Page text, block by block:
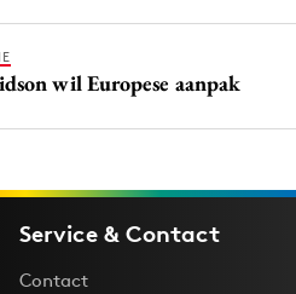
wil Europese aanpak
Service & Contact
Contact